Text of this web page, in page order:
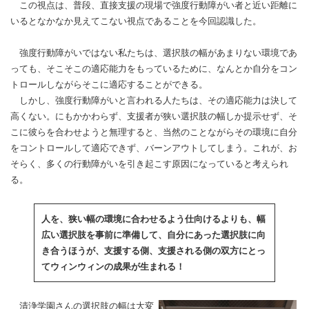
この視点は、普段、直接支援の現場で強度行動障がい者と近い距離に
いるとなかなか見えてこない視点であることを今回認識した。
強度行動障がいではない私たちは、選択肢の幅があまりない環境であ
っても、そこそこの適応能力をもっているために、なんとか自分をコン
トロールしながらそこに適応することができる。
しかし、強度行動障がいと言われる人たちは、その適応能力は決して
高くない。にもかかわらず、支援者が狭い選択肢の幅しか提示せず、そ
こに彼らを合わせようと無理すると、当然のことながらその環境に自分
をコントロールして適応できず、バーンアウトしてしまう。これが、お
そらく、多くの行動障がいを引き起こす原因になっていると考えられ
る。
人を、狭い幅の環境に合わせるよう仕向けるよりも、幅
広い選択肢を事前に準備して、自分にあった選択肢に向
き合うほうが、支援する側、支援される側の双方にとっ
てウィンウィンの成果が生まれる！
清浄学園さんの選択肢の幅は大変